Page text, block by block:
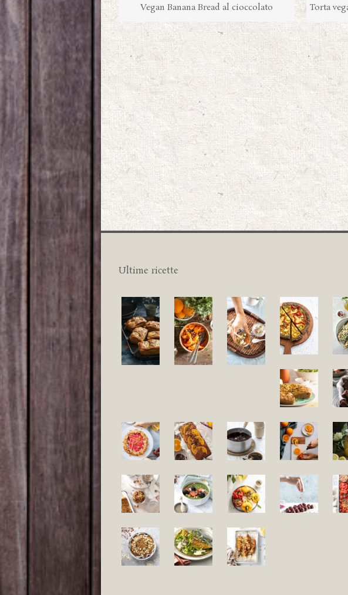
Vegan Banana Bread al cioccolato Torta
Ultime ricette